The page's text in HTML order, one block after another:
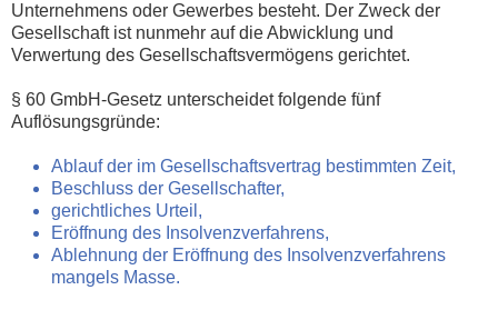
Unternehmens oder Gewerbes besteht. Der Zweck der
Gesellschaft ist nunmehr auf die Abwicklung und
Verwertung des Gesellschaftsvermögens gerichtet.
§ 60 GmbH-Gesetz unterscheidet folgende fünf
Auflösungsgründe:
Ablauf der im Gesellschaftsvertrag bestimmten Zeit,
Beschluss der Gesellschafter,
gerichtliches Urteil,
Eröffnung des Insolvenzverfahrens,
Ablehnung der Eröffnung des Insolvenzverfahrens
mangels Masse.